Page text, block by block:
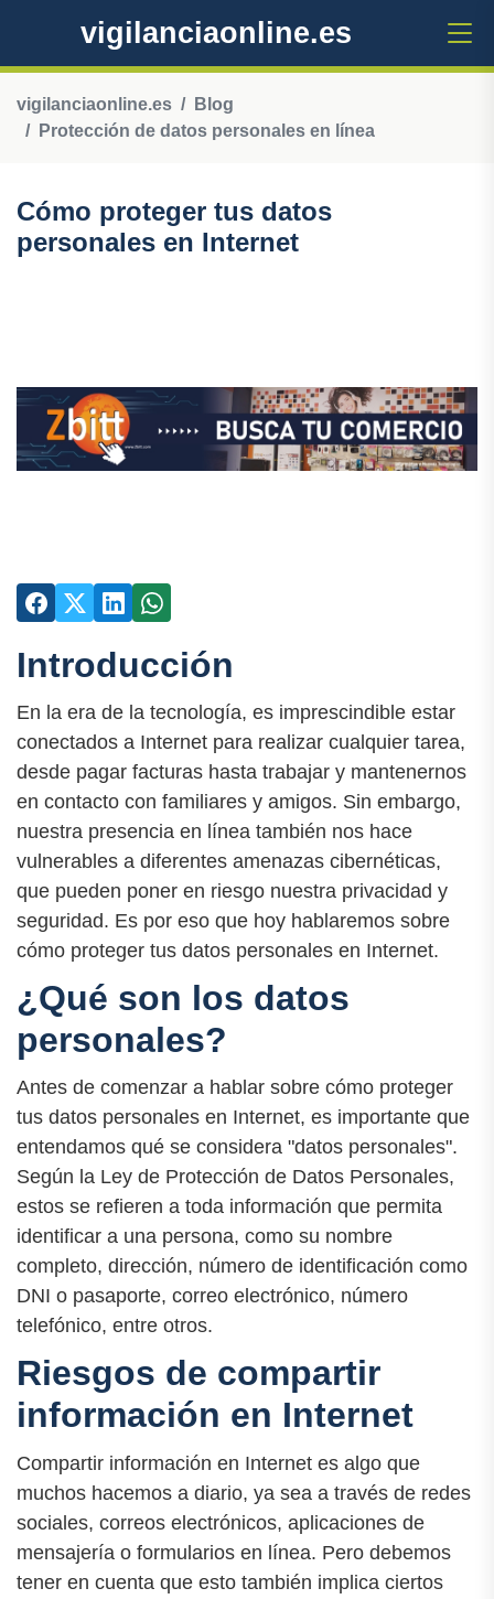
vigilanciaonline.es
vigilanciaonline.es
Blog
Protección de datos personales en línea
Cómo proteger tus datos
personales en Internet
Introducción
En la era de la tecnología, es imprescindible estar
conectados a Internet para realizar cualquier tarea,
desde pagar facturas hasta trabajar y mantenernos
en contacto con familiares y amigos. Sin embargo,
nuestra presencia en línea también nos hace
vulnerables a diferentes amenazas cibernéticas,
que pueden poner en riesgo nuestra privacidad y
seguridad. Es por eso que hoy hablaremos sobre
cómo proteger tus datos personales en Internet.
¿Qué son los datos
personales?
Antes de comenzar a hablar sobre cómo proteger
tus datos personales en Internet, es importante que
entendamos qué se considera "datos personales".
Según la Ley de Protección de Datos Personales,
estos se refieren a toda información que permita
identificar a una persona, como su nombre
completo, dirección, número de identificación como
DNI o pasaporte, correo electrónico, número
telefónico, entre otros.
Riesgos de compartir
información en Internet
Compartir información en Internet es algo que
muchos hacemos a diario, ya sea a través de redes
sociales, correos electrónicos, aplicaciones de
mensajería o formularios en línea. Pero debemos
tener en cuenta que esto también implica ciertos